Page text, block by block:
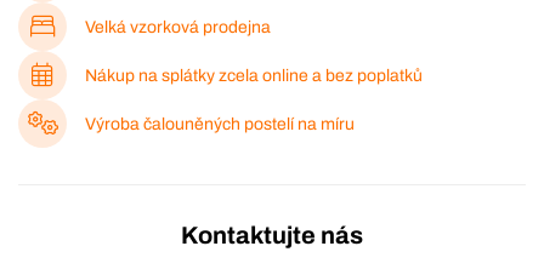
Velká vzorková prodejna
Nákup na splátky zcela online a bez poplatků
Výroba čalouněných postelí na míru
Kontaktujte nás